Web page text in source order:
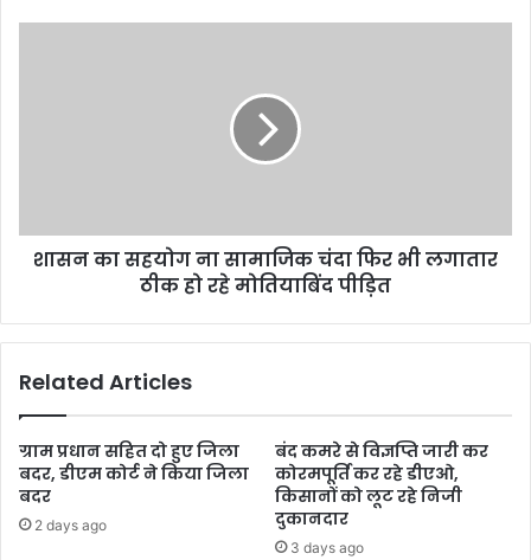
शासन का सहयोग ना सामाजिक चंदा फिर भी लगातार
ठीक हो रहे मोतियाबिंद पीड़ित
Related Articles
ग्राम प्रधान सहित दो हुए जिला
बदर, डीएम कोर्ट ने किया जिला
बदर
2 days ago
बंद कमरे से विज्ञप्ति जारी कर
कोरमपूर्ति कर रहे डीएओ,
किसानों को लूट रहे निजी
दुकानदार
3 days ago